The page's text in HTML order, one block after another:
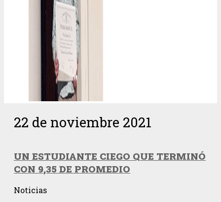
22 de noviembre 2021
UN ESTUDIANTE CIEGO QUE TERMINÓ
CON 9,35 DE PROMEDIO
Noticias